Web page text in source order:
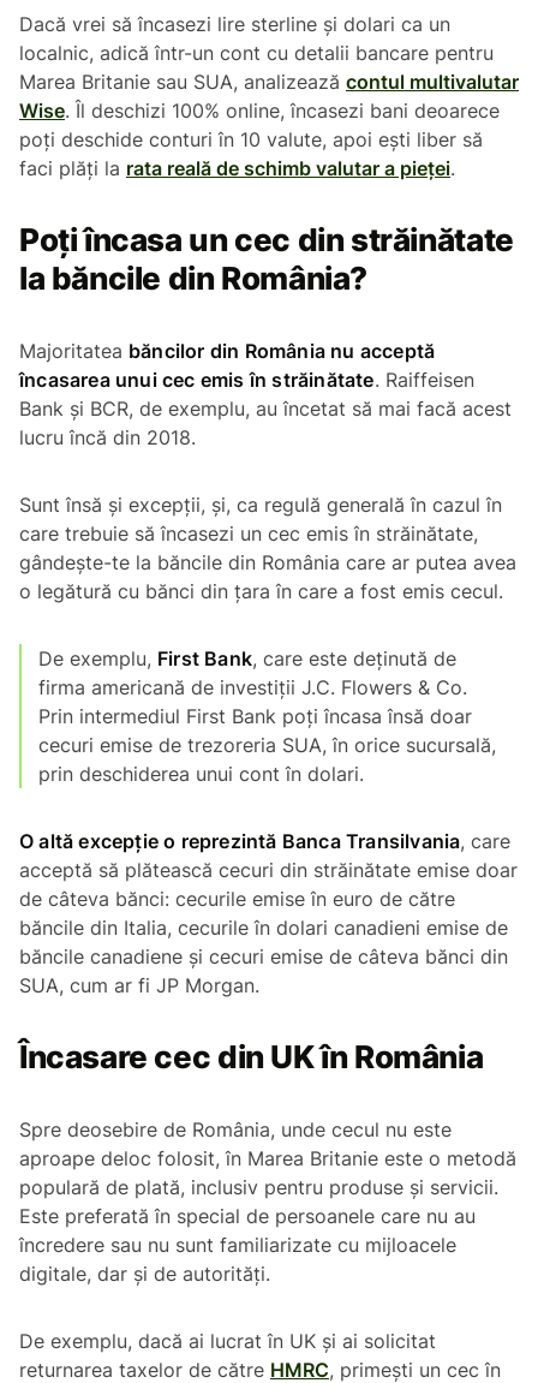
Dacă vrei să încasezi lire sterline și dolari ca un
localnic, adică într-un cont cu detalii bancare pentru
Marea Britanie sau SUA, analizează contul multivalutar
Wise. Îl deschizi 100% online, încasezi bani deoarece
poți deschide conturi în 10 valute, apoi ești liber să
faci plăți la rata reală de schimb valutar a pieței.
Poți încasa un cec din străinătate
la băncile din România?
Majoritatea băncilor din România nu acceptă
încasarea unui cec emis în străinătate. Raiffeisen
Bank și BCR, de exemplu, au încetat să mai facă acest
lucru încă din 2018.
Sunt însă și excepții, și, ca regulă generală în cazul în
care trebuie să încasezi un cec emis în străinătate,
gândește-te la băncile din România care ar putea avea
o legătură cu bănci din țara în care a fost emis cecul.
De exemplu, First Bank, care este deținută de
firma americană de investiții J.C. Flowers & Co.
Prin intermediul First Bank poți încasa însă doar
cecuri emise de trezoreria SUA, în orice sucursală,
prin deschiderea unui cont în dolari.
O altă excepție o reprezintă Banca Transilvania, care
acceptă să plătească cecuri din străinătate emise doar
de câteva bănci: cecurile emise în euro de către
băncile din Italia, cecurile în dolari canadieni emise de
băncile canadiene și cecuri emise de câteva bănci din
SUA, cum ar fi JP Morgan.
Încasare cec din UK în România
Spre deosebire de România, unde cecul nu este
aproape deloc folosit, în Marea Britanie este o metodă
populară de plată, inclusiv pentru produse și servicii.
Este preferată în special de persoanele care nu au
încredere sau nu sunt familiarizate cu mijloacele
digitale, dar și de autorități.
De exemplu, dacă ai lucrat în UK și ai solicitat
returnarea taxelor de către HMRC, primești un cec în